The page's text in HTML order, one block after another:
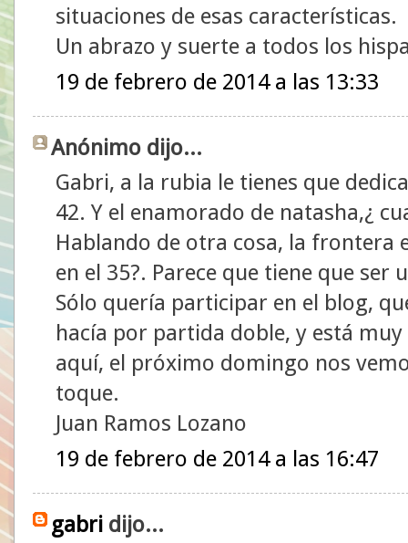
situaciones de esas características.
Un abrazo y suerte a todos los
19 de febrero de 2014 a las 13:33
Anónimo dijo...
Gabri, a la rubia le tienes que
42. Y el enamorado de natasha,¿
Hablando de otra cosa, la frontera
en el 35?. Parece que tiene que
Sólo quería participar en el blog,
hacía por partida doble, y está
aquí, el próximo domingo nos
toque.
Juan Ramos Lozano
19 de febrero de 2014 a las 16:47
gabri dijo...